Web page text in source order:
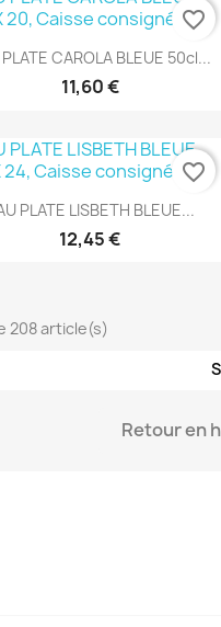
CAROLA BLEUE 50cl...
11,60 €
favorite_border
PLATE LISBETH BLEUE...
12,45 €
favorite_border
208 article(s)
Retour en